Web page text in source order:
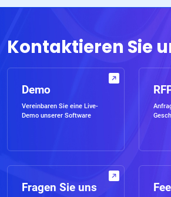
Kontaktieren Sie
Demo
Vereinbaren Sie eine Live-
Demo unserer Software
Fragen Sie uns